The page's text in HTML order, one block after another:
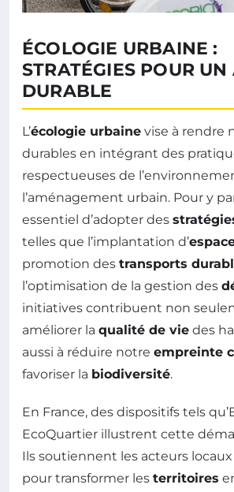
ÉCOLOGIE URBAINE :
STRATÉGIES POUR
DURABLE
L’écologie urbaine vise à rendre
durables en intégrant des
respectueuses de
l’aménagement urbain. Pour y
essentiel d’adopter des
telles que l’implantation d’
promotion des transports
l’optimisation de la gestion des
initiatives contribuent non
améliorer la qualité de vie des
aussi à réduire notre empreinte
favoriser la biodiversité.
En France, des dispositifs tels
EcoQuartier illustrent cette
Ils soutiennent les acteurs
pour transformer les territoires